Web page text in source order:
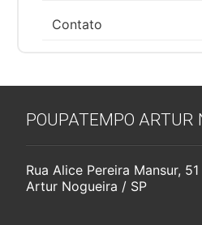
Contato
POUPATEMPO ARTUR
Rua Alice Pereira Mansur,
Artur Nogueira / SP